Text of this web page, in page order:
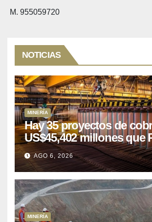
M. 955059720
NOTICIAS
MINERÍA
Hay 35 proyectos de
US$45,402 millones que
puede aprovechar
AGO 6, 2026
MINERÍA